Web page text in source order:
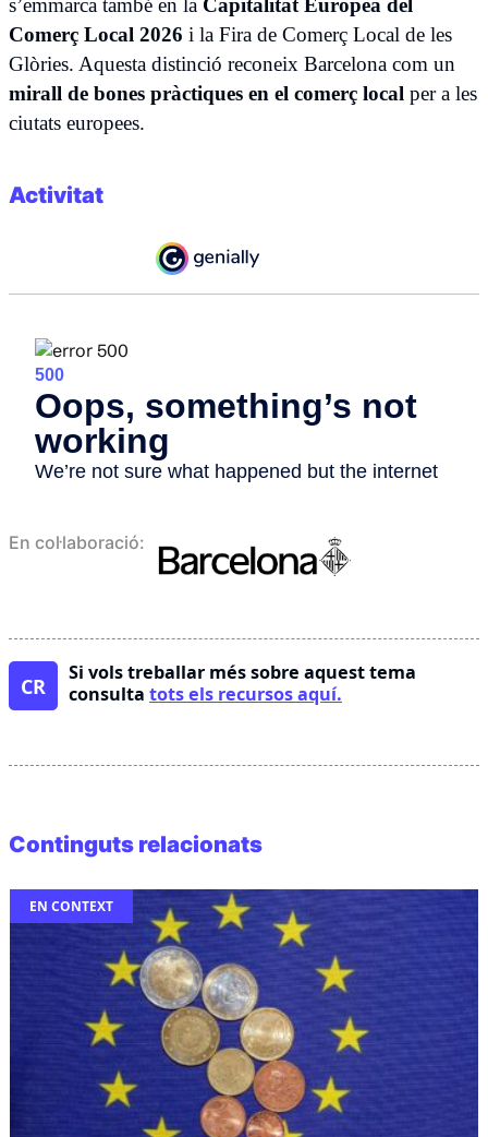
s’emmarca també en la Capitalitat Europea del
Comerç Local 2026 i la Fira de Comerç Local de les
Glòries. Aquesta distinció reconeix Barcelona com un
mirall de bones pràctiques en el comerç local per a les
ciutats europees.
Activitat
En col·laboració:
CR
Si vols treballar més sobre aquest tema
consulta tots els recursos aquí.
Continguts relacionats
EN CONTEXT